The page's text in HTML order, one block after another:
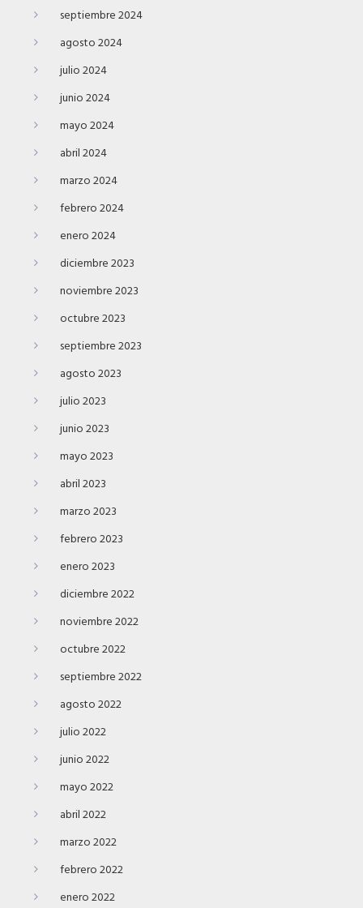
septiembre 2024
agosto 2024
julio 2024
junio 2024
mayo 2024
abril 2024
marzo 2024
febrero 2024
enero 2024
diciembre 2023
noviembre 2023
octubre 2023
septiembre 2023
agosto 2023
julio 2023
junio 2023
mayo 2023
abril 2023
marzo 2023
febrero 2023
enero 2023
diciembre 2022
noviembre 2022
octubre 2022
septiembre 2022
agosto 2022
julio 2022
junio 2022
mayo 2022
abril 2022
marzo 2022
febrero 2022
enero 2022